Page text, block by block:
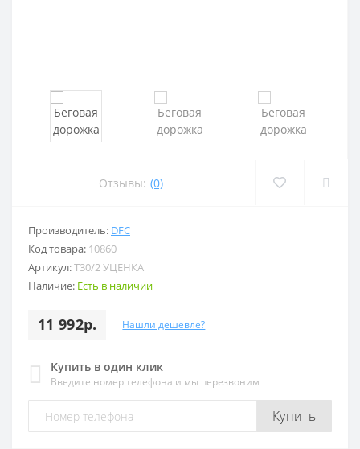
Отзывы: (0)
Производитель: DFC
Код товара: 10860
Артикул:T30/2 УЦЕНКА
Наличие: Есть в наличии
11 992р. Нашли дешевле?
Купить в один клик
Введите номер телефона и мы перезвоним
Купить